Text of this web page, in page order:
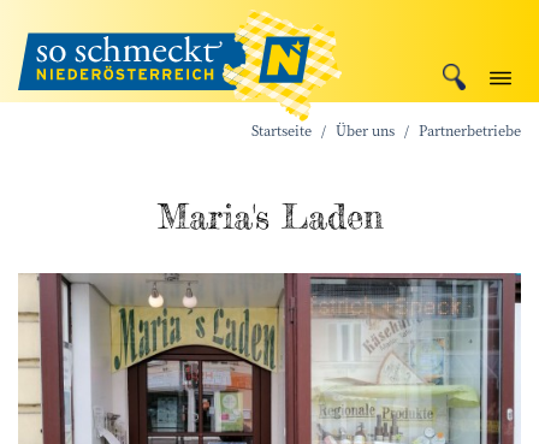
Startseite Über uns Partnerbetriebe
Maria's Laden